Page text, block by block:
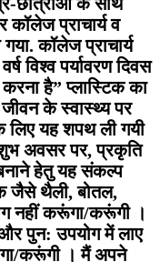
प्राचार्य व
गया. कॉलेज प्राचार्य
विश्व पर्यावरण दिवस
है” प्लास्टिक का
के स्वास्थ्य पर
लिए यह शपथ ली गयी
अवसर पर, प्रकृति
बनाने हेतु यह संकल्प
जैसे थैली, बोतल,
नहीं करूंगा/करूंगी ।
पुन: उपयोग में लाए
करूंगी । मैं अपने